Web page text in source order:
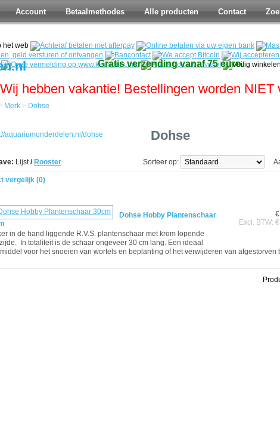
Account Betaalmethodes Alle producten Contact
Gratis verzending vanaf 75 euro.
Wij hebben vakantie! Bestellingen worden NIET
Merk > Dohse
Dohse
Lijst/ Rooster Sorteer op:
vergelijk (0)
Excl. BTW:
Dohse Hobby Plantenschaar
in de hand liggende R.V.S. plantenschaar met krom lopende
In totaliteit is de schaar ongeveer 30 cm lang. Een ideaal
voor het snoeien van wortels en beplanting of het verwijderen van afgestorven